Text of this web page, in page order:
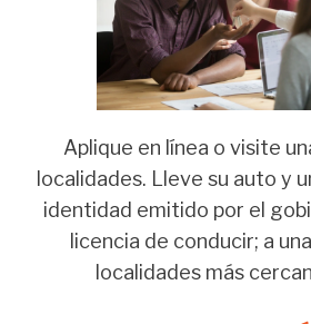
Aplique en línea o visite
localidades. Lleve su auto y
identidad emitido por el
licencia de conducir; a
localidades más